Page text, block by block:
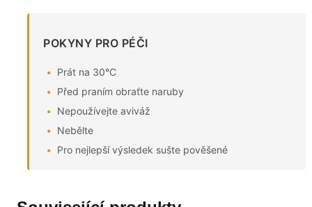
POKYNY PRO PÉČI
Prát na 30°C
Před praním obraťte naruby
Nepoužívejte aviváž
Nebělte
Pro nejlepší výsledek sušte pověšené